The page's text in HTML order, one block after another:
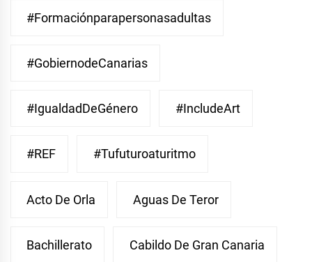
#Formaciónparapersonasadultas
#GobiernodeCanarias
#IgualdadDeGénero #IncludeArt
#REF #Tufuturoaturitmo
Acto De Orla Aguas De Teror
Bachillerato Cabildo De Gran Canaria